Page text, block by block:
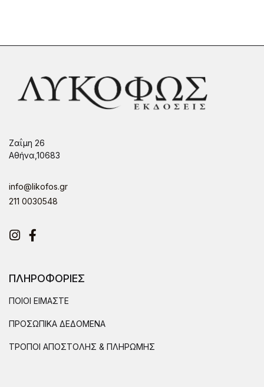
Ζαΐμη 26
Αθήνα,10683
info@likofos.gr
211 0030548
Instagram
Facebook
ΠΛΗΡΟΦΟΡΙΕΣ
ΠΟΙΟΙ ΕΙΜΑΣΤΕ
ΠΡΟΣΩΠΙΚΑ ΔΕΔΟΜΕΝΑ
ΤΡΟΠΟΙ ΑΠΟΣΤΟΛΗΣ & ΠΛΗΡΩΜΗΣ